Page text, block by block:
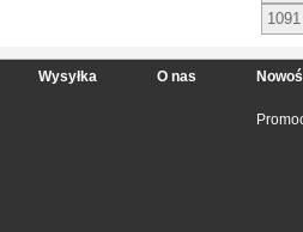
1091
Wysyłka O nas